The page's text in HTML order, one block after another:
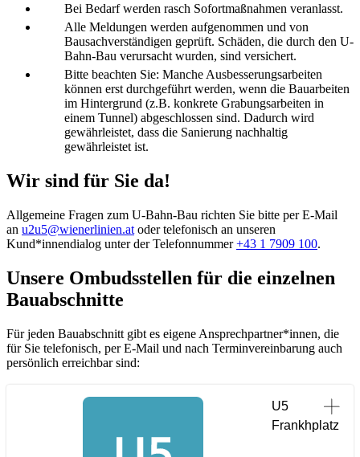
Bei Bedarf werden rasch Sofortmaßnahmen veranlasst.
Alle Meldungen werden aufgenommen und von
Bausachverständigen geprüft. Schäden, die durch den U-
Bahn-Bau verursacht wurden, sind versichert.
Bitte beachten Sie: Manche Ausbesserungsarbeiten
können erst durchgeführt werden, wenn die Bauarbeiten
im Hintergrund (z.B. konkrete Grabungsarbeiten in
einem Tunnel) abgeschlossen sind. Dadurch wird
gewährleistet, dass die Sanierung nachhaltig
gewährleistet ist.
Wir sind für Sie da!
Allgemeine Fragen zum U-Bahn-Bau richten Sie bitte per E-Mail
an u2u5@wienerlinien.at oder telefonisch an unseren
Kund*innendialog unter der Telefonnummer+43 1 7909 100.
Unsere Ombudsstellen für die einzelnen
Bauabschnitte
Für jeden Bauabschnitt gibt es eigene Ansprechpartner*innen, die
für Sie telefonisch, per E-Mail und nach Terminvereinbarung auch
persönlich erreichbar sind:
U5
Frankhplatz